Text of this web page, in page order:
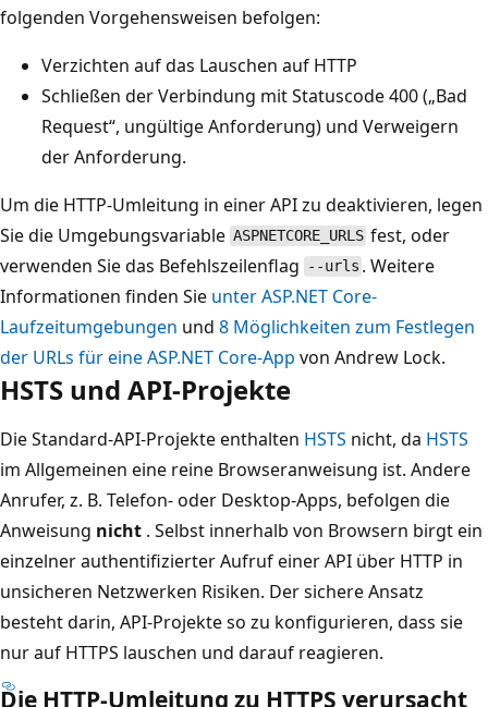
folgenden Vorgehensweisen befolgen:
Verzichten auf das Lauschen auf HTTP
Schließen der Verbindung mit Statuscode 400 („Bad
Request“, ungültige Anforderung) und Verweigern
der Anforderung.
Um die HTTP-Umleitung in einer API zu deaktivieren, legen
Sie die Umgebungsvariable ASPNETCORE_URLS fest, oder
verwenden Sie das Befehlszeilenflag
--urls . Weitere
Informationen finden Sie unter ASP.NET Core-
Laufzeitumgebungen und 8 Möglichkeiten zum Festlegen
der URLs für eine ASP.NET Core-App von Andrew Lock.
HSTS und API-Projekte
Die Standard-API-Projekte enthalten HSTS nicht, da HSTS
im Allgemeinen eine reine Browseranweisung ist. Andere
Anrufer, z. B. Telefon- oder Desktop-Apps, befolgen die
Anweisung nicht . Selbst innerhalb von Browsern birgt ein
einzelner authentifizierter Aufruf einer API über HTTP in
unsicheren Netzwerken Risiken. Der sichere Ansatz
besteht darin, API-Projekte so zu konfigurieren, dass sie
nur auf HTTPS lauschen und darauf reagieren.
Die HTTP-Umleitung zu HTTPS verursacht